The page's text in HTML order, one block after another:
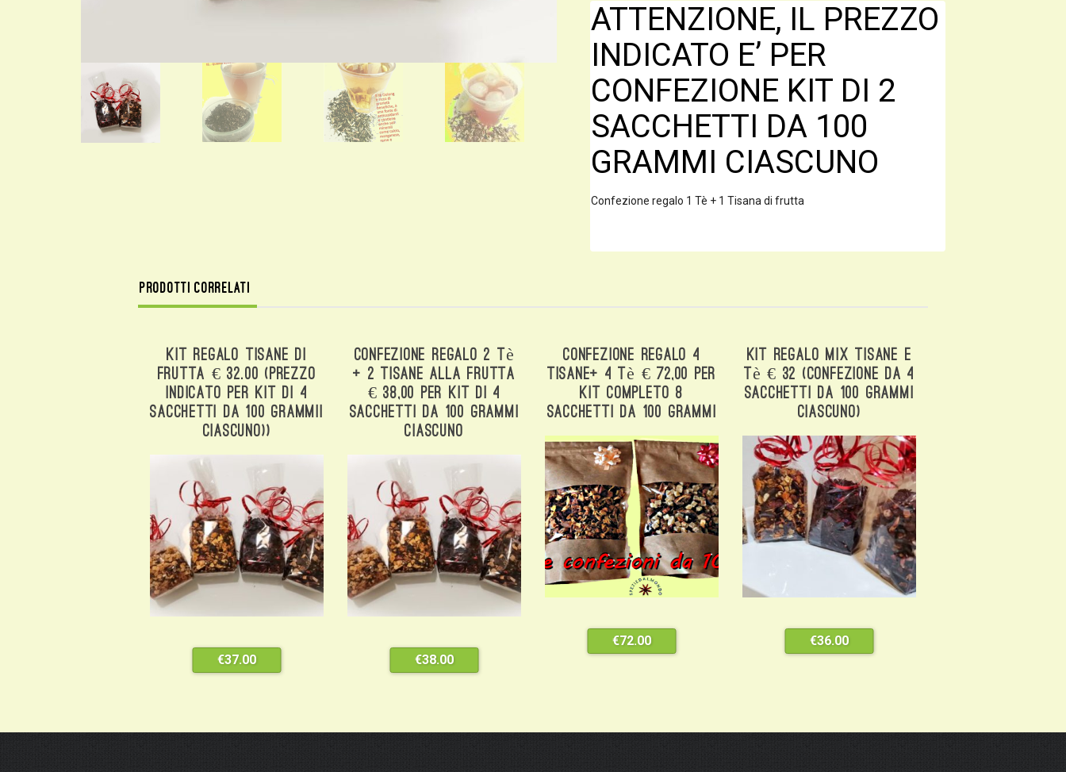
ATTENZIONE, IL PREZZO
INDICATO E’ PER
CONFEZIONE KIT DI 2
SACCHETTI DA 100
GRAMMI CIASCUNO
Confezione regalo 1 Tè + 1 Tisana di frutta
Prodotti correlati
Kit Regalo Tisane Di
Frutta € 32.00 (prezzo
Indicato Per Kit Di 4
Sacchetti Da 100 Grammii
Ciascuno))
€37.00
Confezione Regalo 2 Tè
+ 2 Tisane Alla Frutta
€ 38,00 Per Kit Di 4
Sacchetti Da 100 Grammi
Ciascuno
€38.00
Confezione Regalo 4
Tisane+ 4 Tè € 72,00 Per
Kit Completo 8
Sacchetti Da 100 Grammi
€72.00
Kit Regalo Mix Tisane E
Tè € 32 (confezione Da 4
Sacchetti Da 100 Grammi
Ciascuno)
€36.00